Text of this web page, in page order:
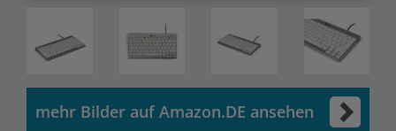
mehr Bilder auf Amazon.DE ansehen